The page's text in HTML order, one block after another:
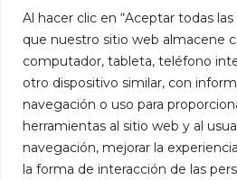
Al hacer clic en “Aceptar todas
que nuestro sitio web almacene
computador, tableta, teléfono
otro dispositivo similar, con
navegación o uso para
herramientas al sitio web y al
navegación, mejorar la
la forma de interacción de las
Connect With Me: